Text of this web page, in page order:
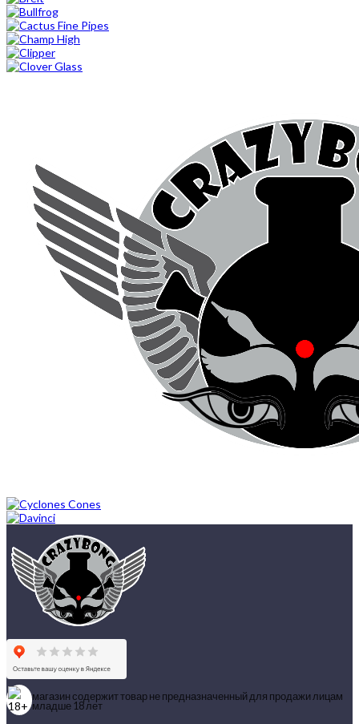
магазин содержит товар не предназначенный для продажи лицам
младше 18 лет